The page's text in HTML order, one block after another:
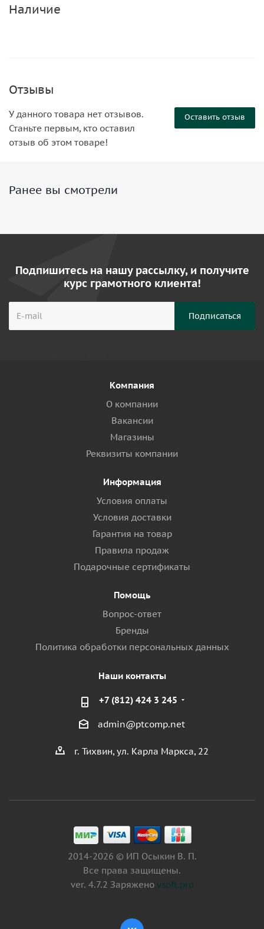
Наличие
Отзывы
Оставить отзыв
У данного товара нет отзывов.
Станьте первым, кто оставил
отзыв об этом товаре!
Ранее вы смотрели
Подпишитесь на нашу рассылку, и получите
курс грамотного клиента!
Компания
О компании
Вакансии
Магазины
Реквизиты компании
Информация
Условия оплаты
Условия доставки
Гарантия на товар
Правила продаж
Подарочные сертификаты
Помощь
Вопрос-ответ
Бренды
Политика обработки персональных данных
Наши контакты
+7 (812) 424 3 245
admin@ptcomp.net
г. Тихвин, ул. Карла Маркса, 22
2014-2026 © ИП Осыкин В. П.
Все права защищены.
ver. 4.7.2 Заряжено vsoft.pro